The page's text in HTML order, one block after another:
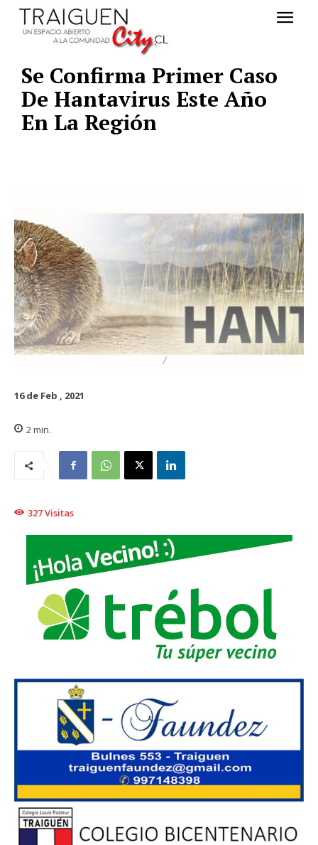
Se Confirma Primer Caso
De Hantavirus Este Año
En La Región
16 de Feb , 2021
2 min.
327Visitas